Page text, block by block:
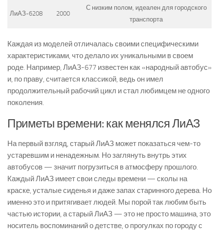
ЛиАЗ-6208 2000
С низким полом, идеален для городского
транспорта
Каждая из моделей отличалась своими специфическими
характеристиками, что делало их уникальными в своем
роде. Например, ЛиАЗ-677 известен как «народный автобус»
и, по праву, считается классикой, ведь он имел
продолжительный рабочий цикл и стал любимцем не одного
поколения.
Приметы времени: как менялся ЛиАЗ
На первый взгляд, старый ЛиАЗ может показаться чем-то
устаревшим и ненадежным. Но заглянуть внутрь этих
автобусов — значит погрузиться в атмосферу прошлого.
Каждый ЛиАЗ имеет свои следы времени — сколы на
краске, усталые сиденья и даже запах старинного дерева. Но
именно это и притягивает людей. Мы порой так любим быть
частью истории, а старый ЛиАЗ — это не просто машина, это
носитель воспоминаний о детстве, о прогулках по городу с